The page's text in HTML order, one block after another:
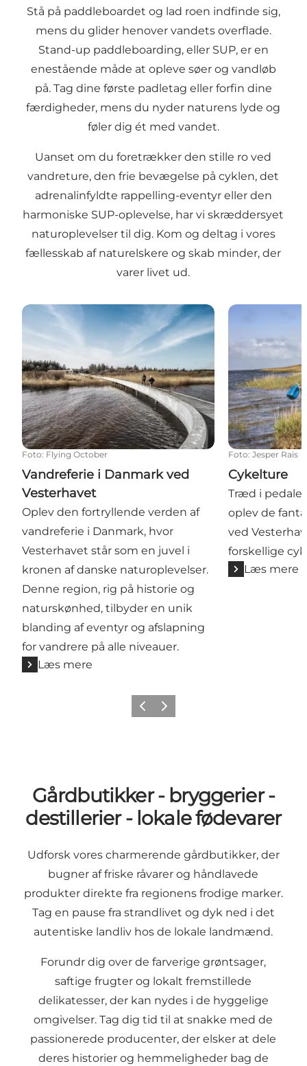
Stå på paddleboardet og lad roen indfinde sig,
mens du glider henover vandets overflade.
Stand-up paddleboarding, eller SUP, er en
enestående måde at opleve søer og vandløb
på. Tag dine første padletag eller forfin dine
færdigheder, mens du nyder naturens lyde og
føler dig ét med vandet.
Uanset om du foretrækker den stille ro ved
vandreture, den frie bevægelse på cyklen, det
adrenalinfyldte rappelling-eventyr eller den
harmoniske SUP-oplevelse, har vi skræddersyet
naturoplevelser til dig. Kom og deltag i vores
fællesskab af naturelskere og skab minder, der
varer livet ud.
Vandreferie i Danmark ved Vesterhavet
Foto: Flying October
Vandreferie i Danmark ved
Vesterhavet
Oplev den fortryllende verden af
vandreferie i Danmark, hvor
Vesterhavet står som en juvel i
kronen af danske naturoplevelser.
Denne region, rig på historie og
naturskønhed, tilbyder en unik
blanding af eventyr og afslapning
for vandrere på alle niveauer.
Læs mere
Cykelture
Foto: Jesper Rais
Cykelture
Træd i
oplev de
ved
forskellige
Læs mere
ForrigeNæste
Gårdbutikker - bryggerier -
destillerier - lokale fødevarer
Udforsk vores charmerende gårdbutikker, der
bugner af friske råvarer og håndlavede
produkter direkte fra regionens frodige marker.
Tag en pause fra strandlivet og dyk ned i det
autentiske landliv hos de lokale landmænd.
Forundr dig over de farverige grøntsager,
saftige frugter og lokalt fremstillede
delikatesser, der kan nydes i de hyggelige
omgivelser. Tag dig tid til at snakke med de
passionerede producenter, der elsker at dele
deres historier og hemmeligheder bag de